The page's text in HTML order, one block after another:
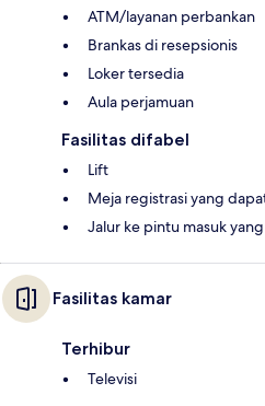
ATM/layanan perbankan
Brankas di resepsionis
Loker tersedia
Aula perjamuan
Fasilitas difabel
Lift
Meja registrasi yang
Jalur ke pintu masuk
Fasilitas kamar
Terhibur
Televisi